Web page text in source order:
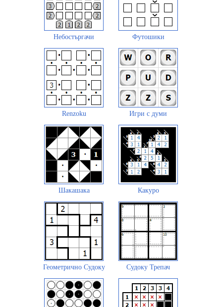
Небостъргачи Футошики
Renzoku Игри с думи
Шакашака Какуро
Геометрично Судоку Судоку Трепач